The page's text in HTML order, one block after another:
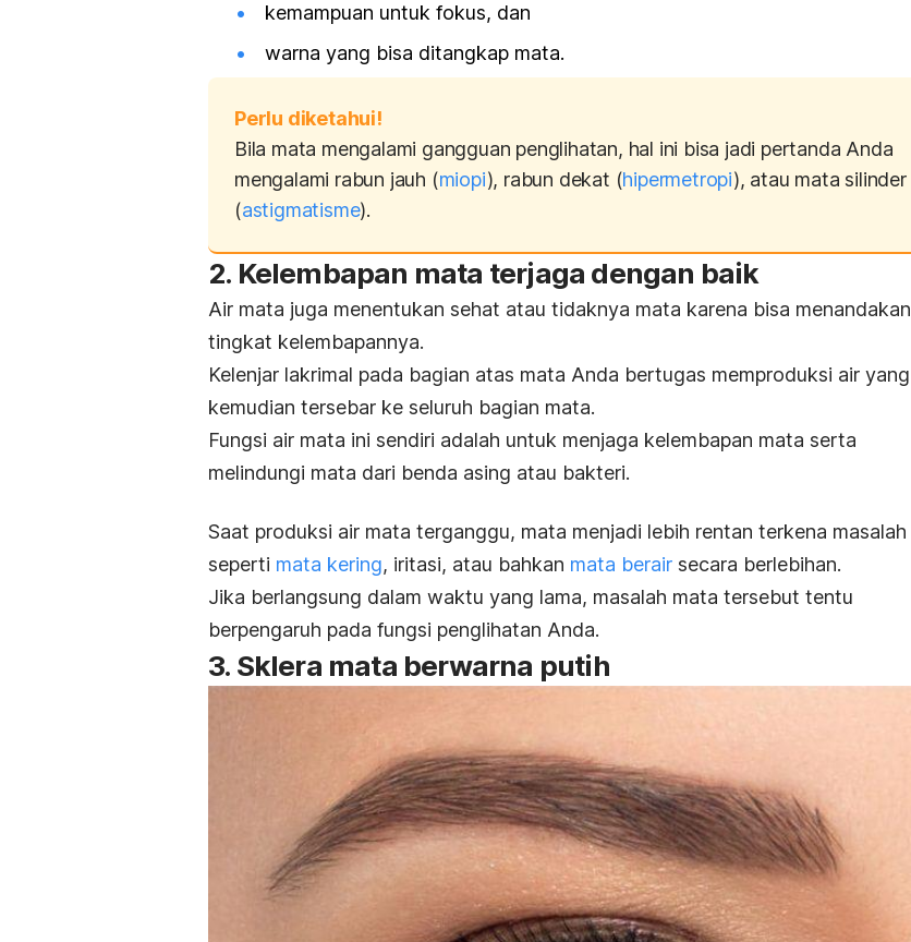
kemampuan untuk fokus, dan
warna yang bisa ditangkap mata.
Perlu diketahui!
Bila mata mengalami gangguan penglihatan, hal ini bisa jadi pertanda Anda
mengalami rabun jauh (miopi), rabun dekat (hipermetropi), atau mata silinder
(astigmatisme).
2. Kelembapan mata terjaga dengan baik
Air mata juga menentukan sehat atau tidaknya mata karena bisa menandakan
tingkat kelembapannya.
Kelenjar lakrimal pada bagian atas mata Anda bertugas memproduksi air yang
kemudian tersebar ke seluruh bagian mata.
Fungsi air mata ini sendiri adalah untuk menjaga kelembapan mata serta
melindungi mata dari benda asing atau bakteri.
Saat produksi air mata terganggu, mata menjadi lebih rentan terkena masalah
seperti mata kering, iritasi, atau bahkan mata berair secara berlebihan.
Jika berlangsung dalam waktu yang lama, masalah mata tersebut tentu
berpengaruh pada fungsi penglihatan Anda.
3. Sklera mata berwarna putih